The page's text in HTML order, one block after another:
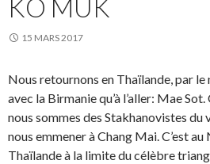
KO MUK
15 MARS 2017
Nous retournons en Thaïlande, par
avec la Birmanie qu’à l’aller: Mae
nous sommes des Stakhanovistes du
nous emmener à Chang Mai. C’est
Thaïlande à la limite du célèbre